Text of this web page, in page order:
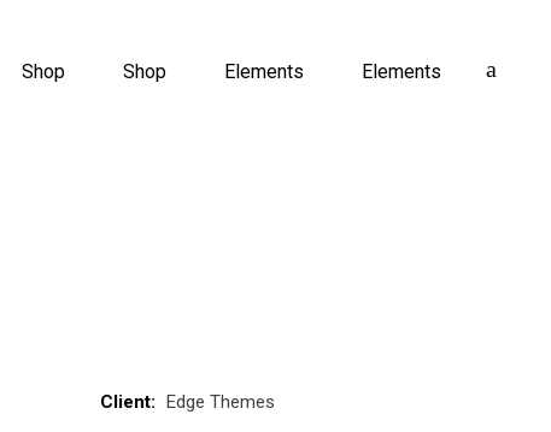
Shop Shop Elements Elements
Client: Edge Themes